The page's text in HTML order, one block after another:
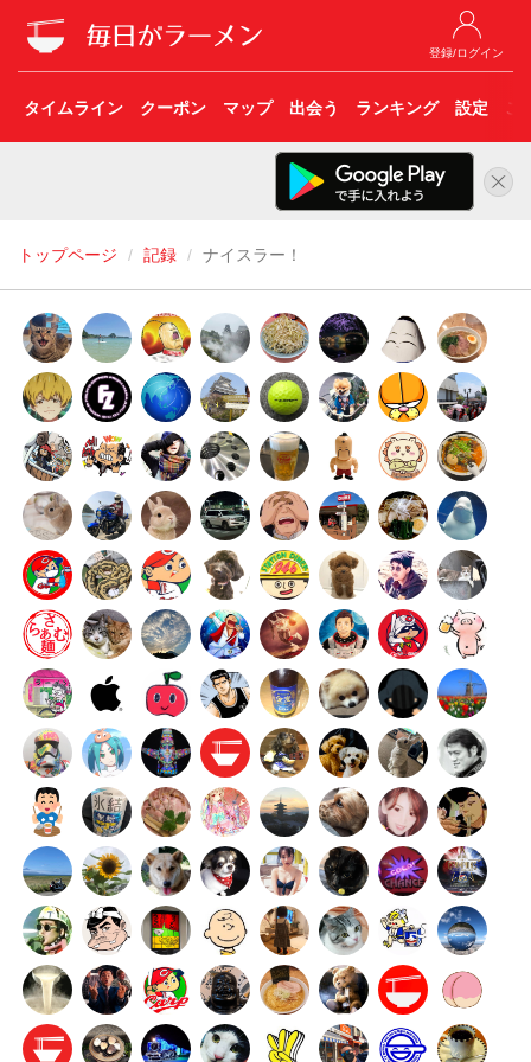
登録/ログイン
タイムライン クーポン マップ 出会う ランキング 設定 こ
トップページ 記録 ナイスラー！